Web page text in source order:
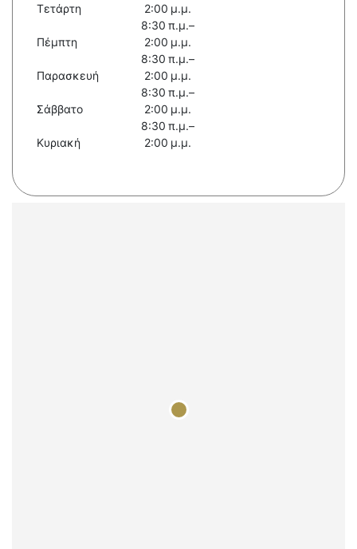
Τετάρτη
2:00 μ.μ.
Πέμπτη
8:30 π.μ.–
2:00 μ.μ.
Παρασκευή
8:30 π.μ.–
2:00 μ.μ.
Σάββατο
8:30 π.μ.–
2:00 μ.μ.
Κυριακή
8:30 π.μ.–
2:00 μ.μ.